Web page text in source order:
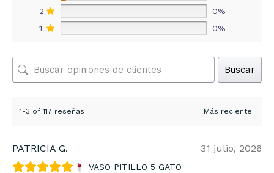
2
0%
1
0%
Buscar
1-3 of 117 reseñas
PATRICIA G. 31 julio, 2026
VASO PITILLO 5 GATO